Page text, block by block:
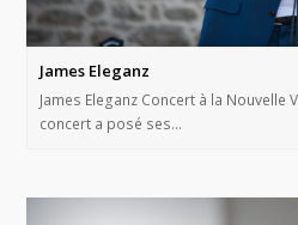
James Eleganz
James Eleganz Concert à la Nouvelle
concert a posé ses…